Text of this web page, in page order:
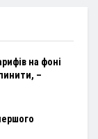
на фоні
–